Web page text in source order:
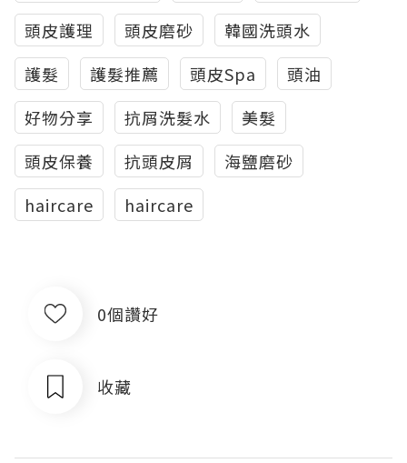
頭皮護理
頭皮磨砂
韓國洗頭水
護髮
護髮推薦 頭皮Spa
頭油
好物分享
抗屑洗髮水
美髮
頭皮保養
抗頭皮屑
海鹽磨砂
haircare
haircare
0個讚好
收藏